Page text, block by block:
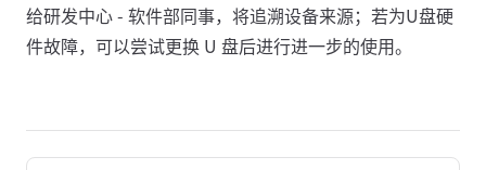
给研发中心 - 软件部同事，将追溯设备来源；若为U盘硬
件故障，可以尝试更换 U 盘后进行进一步的使用。